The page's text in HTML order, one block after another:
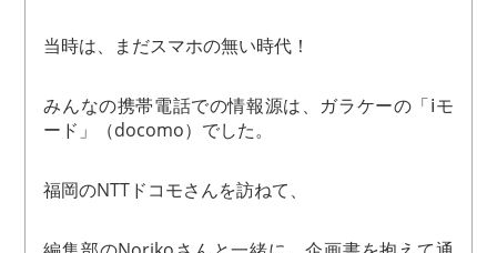
当時は、まだスマホの無い時代！
みんなの携帯電話での情報源は、ガラケーの「ⅰモ
ード」（docomo）でした。
福岡のNTTドコモさんを訪ねて、